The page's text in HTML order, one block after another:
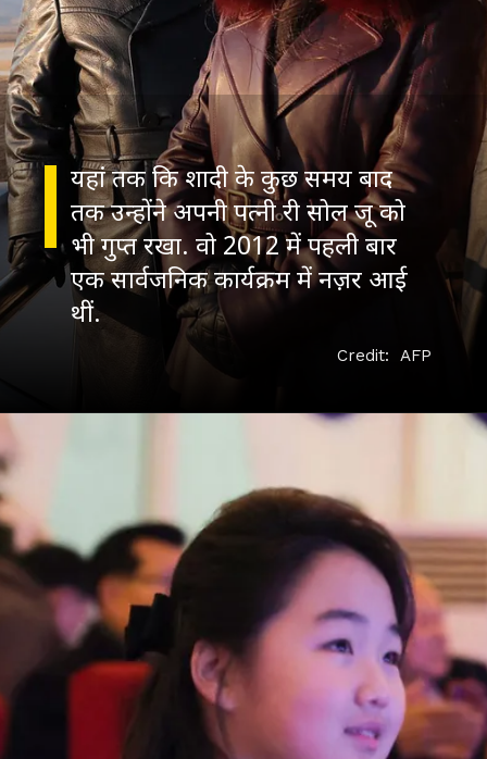
यहां तक कि शादी के कुछ समय बाद
तक उन्होंने अपनी पत्नी री सोल जू को
भी गुप्त रखा. वो 2012 में पहली बार
एक सार्वजनिक कार्यक्रम में नज़र आई
थीं.
Credit: AFP